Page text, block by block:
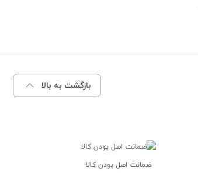
بازگشت به بالا
ضمانت اصل بودن کالا